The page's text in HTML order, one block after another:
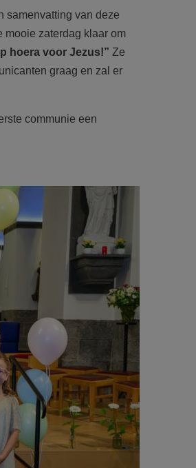
samenvatting van deze
mooie zaterdag klaar om
hoera voor Jezus!” Ze
graag en zal er
communie een